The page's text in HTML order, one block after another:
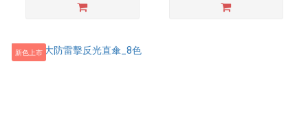
新色上市